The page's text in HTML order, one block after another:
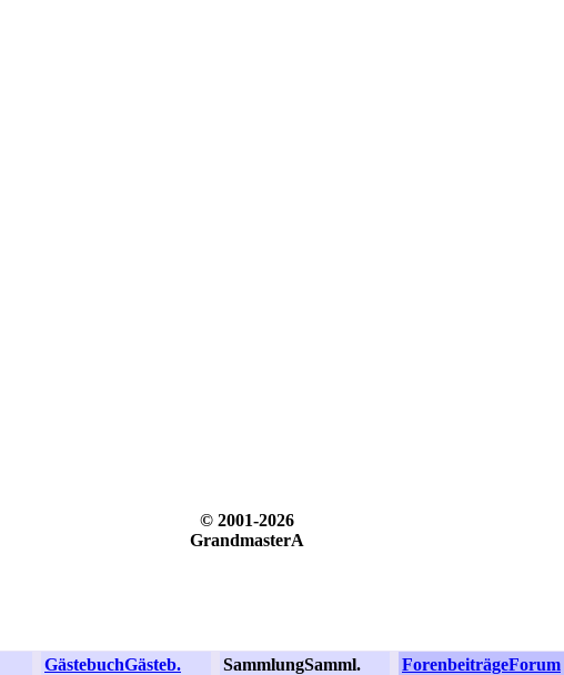
© 2001-2026
GrandmasterA
GästebuchGästeb. SammlungSamml. ForenbeiträgeForum